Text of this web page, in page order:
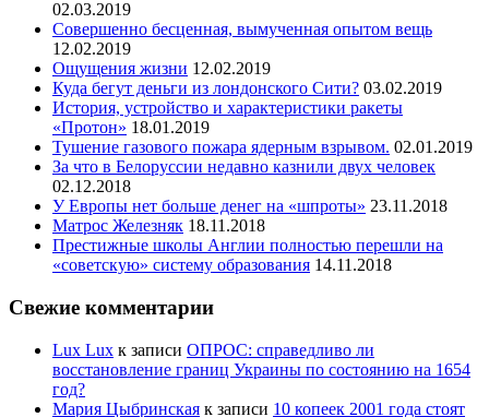
02.03.2019
Совершенно бесценная, вымученная опытом вещь
12.02.2019
Ощущения жизни 12.02.2019
Куда бегут деньги из лондонского Сити? 03.02.2019
История, устройство и характеристики ракеты
«Протон» 18.01.2019
Тушение газового пожара ядерным взрывом. 02.01.2019
За что в Белоруссии недавно казнили двух человек
02.12.2018
У Европы нет больше денег на «шпроты» 23.11.2018
Матрос Железняк 18.11.2018
Престижные школы Англии полностью перешли на
«советскую» систему образования 14.11.2018
Свежие комментарии
Lux Lux к записи ОПРОС: справедливо ли
восстановление границ Украины по состоянию на 1654
год?
Мария Цыбринская к записи 10 копеек 2001 года стоят